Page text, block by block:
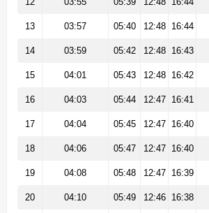
13 03:57 05:40 12:48 16:44
14 03:59 05:42 12:48 16:43
15 04:01 05:43 12:48 16:42
16 04:03 05:44 12:47 16:41
17 04:04 05:45 12:47 16:40
18 04:06 05:47 12:47 16:40
19 04:08 05:48 12:47 16:39
20 04:10 05:49 12:46 16:38